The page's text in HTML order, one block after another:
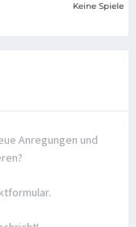
Keine Spiele
Anregungen und